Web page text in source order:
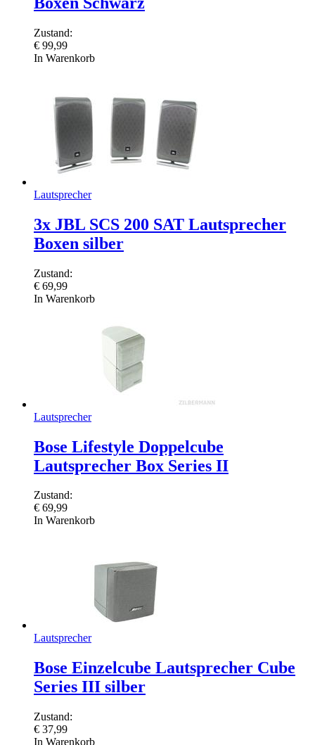
Zustand:
€ 99,99
In Warenkorb
Lautsprecher
3x JBL SCS 200 SAT Lautsprecher
Boxen silber
Zustand:
€ 69,99
In Warenkorb
Lautsprecher
Bose Lifestyle Doppelcube
Lautsprecher Box Series II
Zustand:
€ 69,99
In Warenkorb
Lautsprecher
Bose Einzelcube Lautsprecher Cube
Series III silber
Zustand:
€ 37,99
In Warenkorb